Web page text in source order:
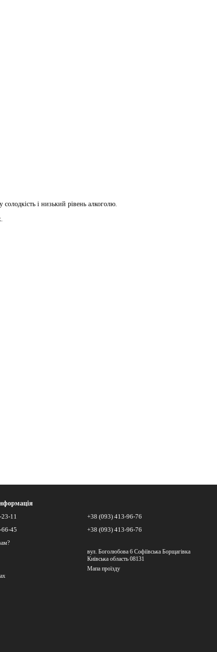
і низький рівень алкоголю.
23-11
66-45
+38 (093) 413-96-76
+38 (093) 413-96-76
вул. Боголюбова 6 Софіївська Борщагівка
Київська область 08131
Мапа проїзду